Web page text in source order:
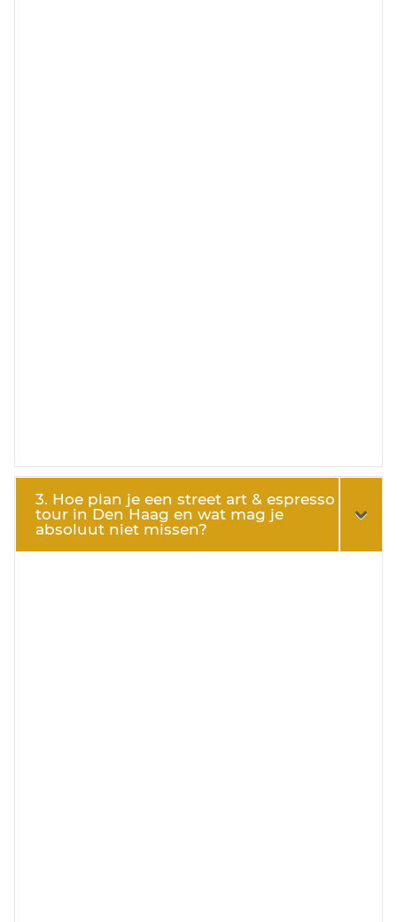
3. Hoe plan je een street art & espresso
tour in Den Haag en wat mag je
absoluut niet missen?